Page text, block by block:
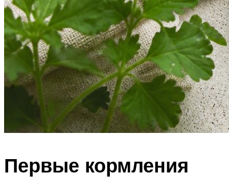
Первые кормления